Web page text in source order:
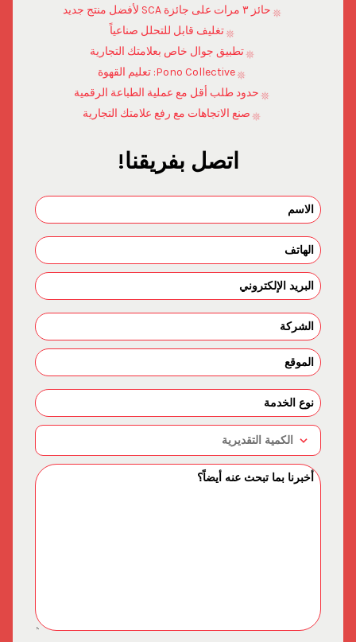
حائز ٣ مرات على جائزة SCA لأفضل منتج جديد
تغليف قابل للتحلل صناعياً
تطبيق جوال خاص بعلامتك التجارية
Pono Collective: تعليم القهوة
حدود طلب أقل مع عملية الطباعة الرقمية
صنع الاتجاهات مع رفع علامتك التجارية
اتصل بفريقنا!